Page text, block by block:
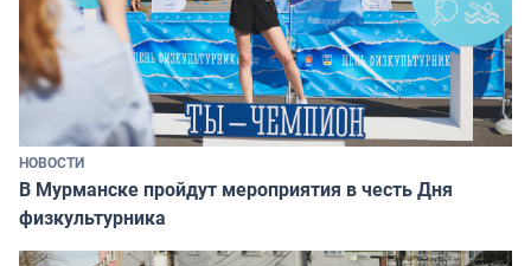
НОВОСТИ
В Мурманске пройдут мероприятия в честь Дня
физкультурника